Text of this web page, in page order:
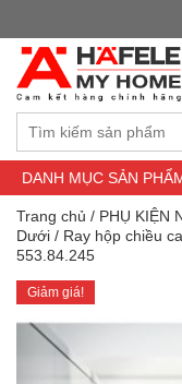
DANH MỤC SẢN
Trang chủ / PHỤ KIỆN
Dưới / Ray hộp chiều
553.84.245
Giảm giá!
Đây là cửa hàng demo
sẽ